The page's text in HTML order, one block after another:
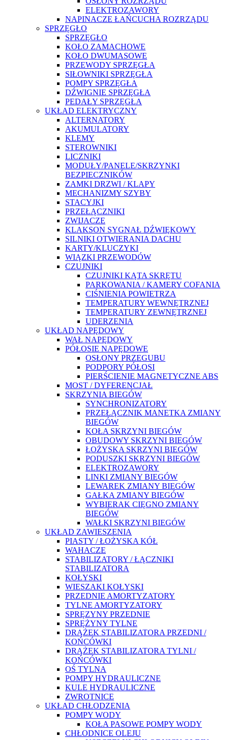
ELEKTROZAWORY
NAPINACZE ŁAŃCUCHA ROZRZĄDU
SPRZĘGŁO
SPRZĘGŁO
KOŁO ZAMACHOWE
KOŁO DWUMASOWE
PRZEWODY SPRZĘGŁA
SIŁOWNIKI SPRZĘGŁA
POMPY SPRZĘGŁA
DŹWIGNIE SPRZĘGŁA
PEDAŁY SPRZĘGŁA
UKŁAD ELEKTRYCZNY
ALTERNATORY
AKUMULATORY
KLEMY
STEROWNIKI
LICZNIKI
MODUŁY/PANELE/SKRZYNKI
BEZPIECZNIKÓW
ZAMKI DRZWI / KLAPY
MECHANIZMY SZYBY
STACYJKI
PRZEŁĄCZNIKI
ZWIJACZE
KLAKSON SYGNAŁ DŹWIĘKOWY
SILNIKI OTWIERANIA DACHU
KARTY/KLUCZYKI
WIĄZKI PRZEWODÓW
CZUJNIKI
CZUJNIKI KĄTA SKRĘTU
PARKOWANIA / KAMERY COFANIA
CIŚNIENIA POWIETRZA
TEMPERATURY WEWNĘTRZNEJ
TEMPERATURY ZEWNĘTRZNEJ
UDERZENIA
UKŁAD NAPĘDOWY
WAŁ NAPĘDOWY
PÓŁOSIE NAPĘDOWE
OSŁONY PRZEGUBU
PODPORY PÓŁOSI
PIERŚCIENIE MAGNETYCZNE ABS
MOST / DYFERENCJAŁ
SKRZYNIA BIEGÓW
SYNCHRONIZATORY
PRZEŁĄCZNIK MANETKA ZMIANY
BIEGÓW
KOŁA SKRZYNI BIEGÓW
OBUDOWY SKRZYNI BIEGÓW
ŁOŻYSKA SKRZYNI BIEGÓW
PODUSZKI SKRZYNI BIEGÓW
ELEKTROZAWORY
LINKI ZMIANY BIEGÓW
LEWAREK ZMIANY BIEGÓW
GAŁKA ZMIANY BIEGÓW
WYBIERAK CIĘGNO ZMIANY
BIEGÓW
WAŁKI SKRZYNI BIEGÓW
UKŁAD ZAWIESZENIA
PIASTY / ŁOŻYSKA KÓŁ
WAHACZE
STABILIZATORY / ŁĄCZNIKI
STABILIZATORA
KOŁYSKI
WIESZAKI KOŁYSKI
PRZEDNIE AMORTYZATORY
TYLNE AMORTYZATORY
SPRĘZYNY PRZEDNIE
SPRĘŻYNY TYLNE
DRĄŻEK STABILIZATORA PRZEDNI /
KOŃCÓWKI
DRĄŻEK STABILIZATORA TYLNI /
KOŃCÓWKI
OŚ TYLNA
POMPY HYDRAULICZNE
KULE HYDRAULICZNE
ZWROTNICE
UKŁAD CHŁODZENIA
POMPY WODY
KOŁA PASOWE POMPY WODY
CHŁODNICE OLEJU